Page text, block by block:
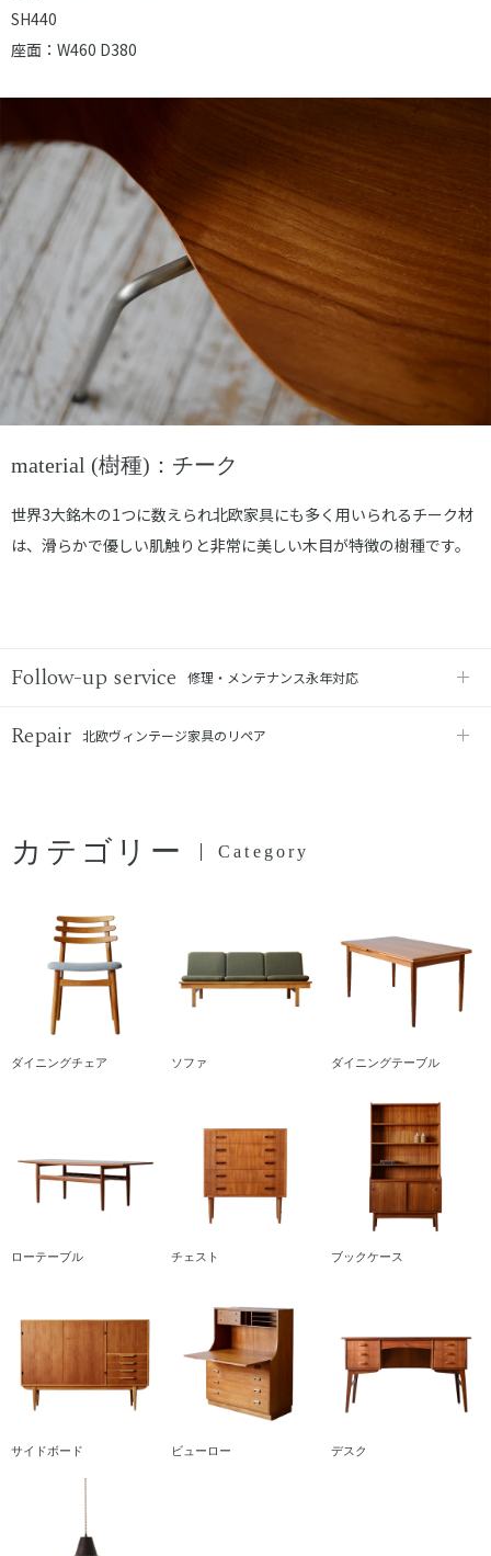
SH440
座面：W460 D380
material (樹種)：チーク
世界3大銘木の1つに数えられ北欧家具にも多く用いられるチーク材
は、滑らかで優しい肌触りと非常に美しい木目が特徴の樹種です。
Follow-up service 修理・メンテナンス永年対応
Repair 北欧ヴィンテージ家具のリペア
カテゴリー Category
ダイニングチェア ソファ ダイニングテーブル
ローテーブル チェスト ブックケース
サイドボード ビューロー デスク